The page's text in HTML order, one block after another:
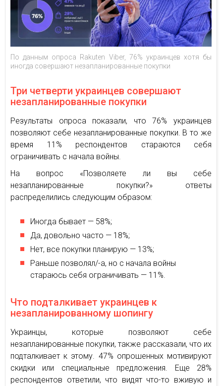
По данным опроса Rakuten Viber, 76% украинцев хотя бы
иногда совершают незапланированные покупки
Три четверти украинцев совершают
незапланированные покупки
Результаты опроса показали, что 76% украинцев
позволяют себе незапланированные покупки. В то же
время 11% респондентов стараются себя
ограничивать с начала войны.
На вопрос «Позволяете ли вы себе
незапланированные покупки?» ответы
распределились следующим образом:
Иногда бывает — 58%;
Да, довольно часто — 18%;
Нет, все покупки планирую — 13%;
Раньше позволял/-а, но с начала войны
стараюсь себя ограничивать — 11%.
Что подталкивает украинцев к
незапланированному шопингу
Украинцы, которые позволяют себе
незапланированные покупки, также рассказали, что их
подталкивает к этому. 47% опрошенных мотивируют
скидки или специальные предложения. Еще 28%
респондентов ответили, что видят что-то вживую и